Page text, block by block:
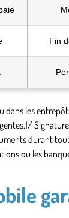
Fin
les
durant
ou les